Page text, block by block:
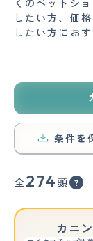
くのペットシ
したい方、価
したい方におす
条件を
全274 頭
カニ